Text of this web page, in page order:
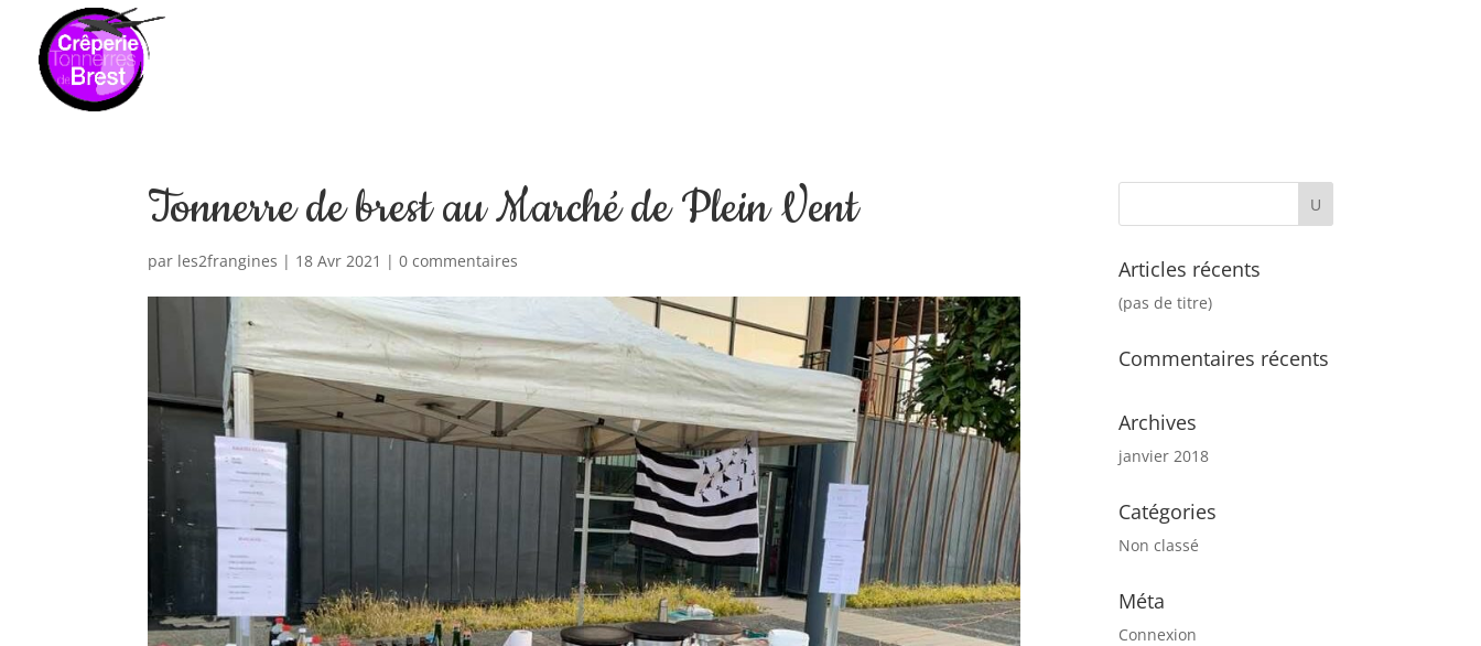
Tonnerre de brest au Marché de Plein Vent
par les2frangines | 18 Avr 2021 |0 commentaires Articles récents
(pas de titre)
Commentaires récents
Archives
janvier 2018
Catégories
Non classé
Méta
Connexion